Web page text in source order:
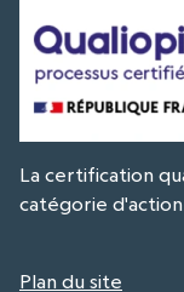
La certification
catégorie
Plan du site